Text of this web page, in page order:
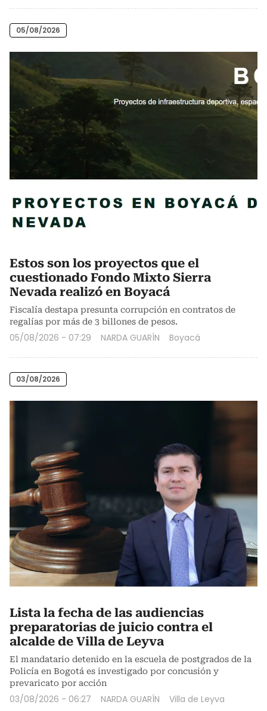
05/08/2026
Estos son los proyectos que el
cuestionado Fondo Mixto Sierra
Nevada realizó en Boyacá
Fiscalía destapa presunta corrupción en contratos de
regalías por más de 3 billones de pesos.
05/08/2026 - 07:29 NARDA GUARÍN Boyacá
03/08/2026
Lista la fecha de las audiencias
preparatorias de juicio contra el
alcalde de Villa de Leyva
El mandatario detenido en la escuela de postgrados de la
Policía en Bogotá es investigado por concusión y
prevaricato por acción
03/08/2026 - 06:27 NARDA GUARÍN Villa de Leyva